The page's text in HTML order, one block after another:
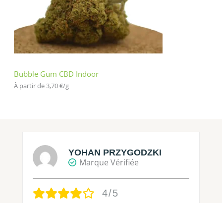
Bubble Gum CBD Indoor
À partir de 3,70€/g
YOHAN PRZYGODZKI
Marque Vérifiée
4/5